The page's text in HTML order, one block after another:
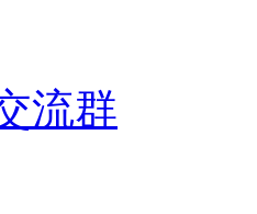
流群